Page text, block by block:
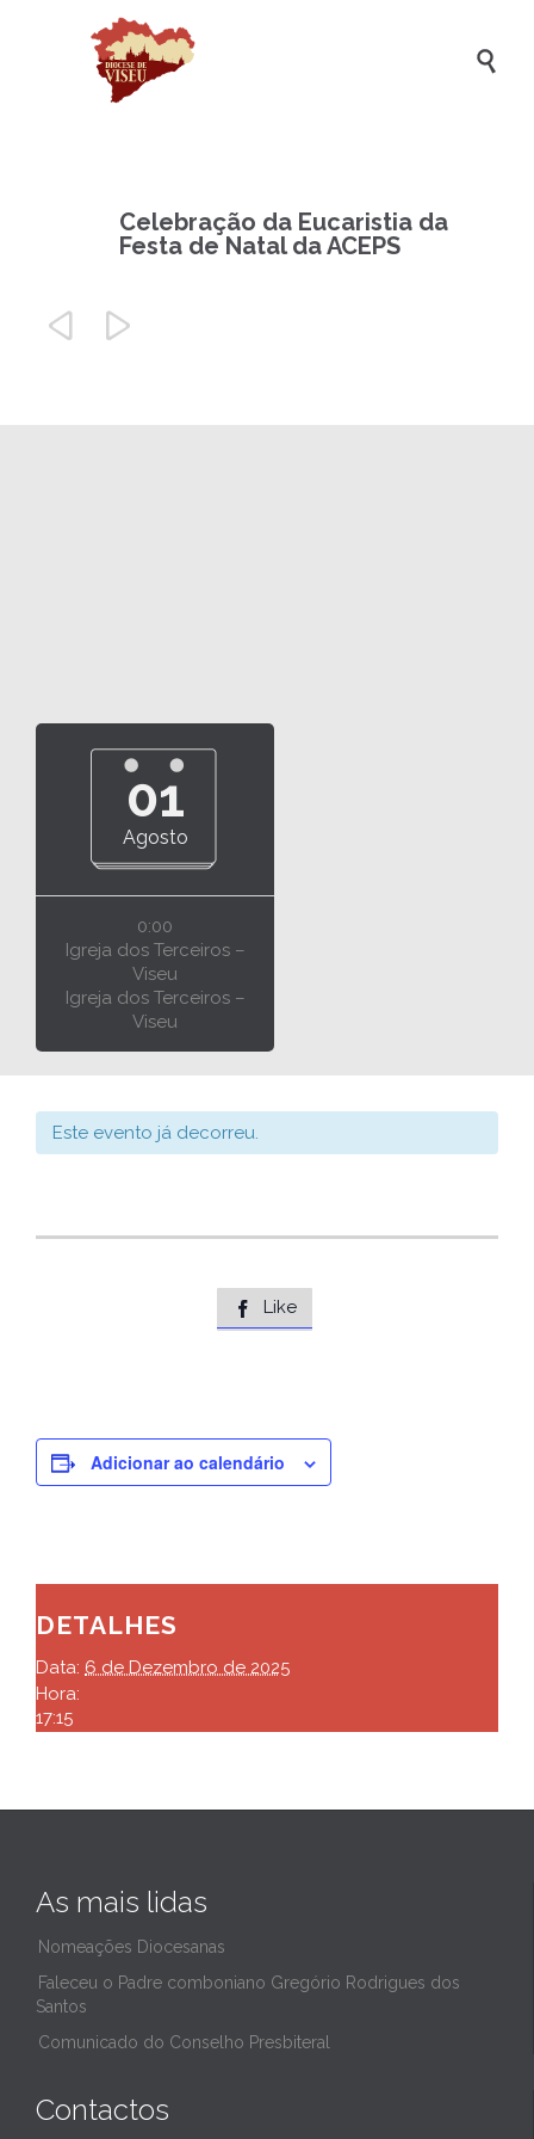

Celebração da Eucaristia da
Festa de Natal da ACEPS
 
01
Agosto
0:00
Igreja dos Terceiros –
Viseu
Igreja dos Terceiros –
Viseu
Este evento já decorreu.
 Like
Adicionar ao calendário
DETALHES
Data: 6 de Dezembro de 2025
Hora:
17:15
As mais lidas
Nomeações Diocesanas
Faleceu o Padre comboniano Gregório Rodrigues dos
Santos
Comunicado do Conselho Presbiteral
Contactos